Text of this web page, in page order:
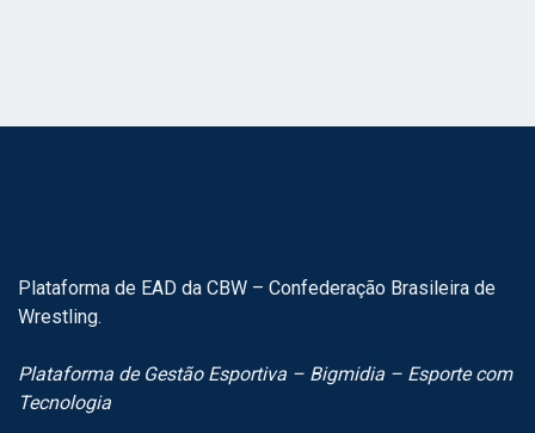
Plataforma de EAD da CBW – Confederação Brasileira de
Wrestling.
Plataforma de Gestão Esportiva – Bigmidia – Esporte com
Tecnologia